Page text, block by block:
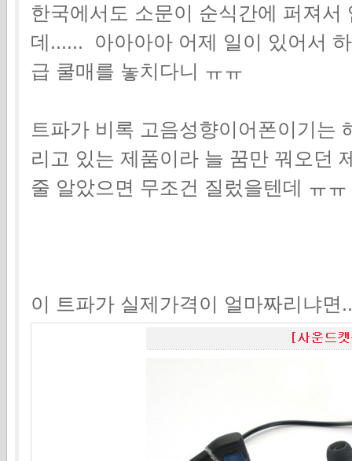
한국에서도 소문이 순식간에 퍼져
데...... 아아아아 어제 일이 있어서
급 쿨매를 놓치다니 ㅠㅠ
트파가 비록 고음성향이어폰이기는
리고 있는 제품이라 늘 꿈만 꿔오던
줄 알았으면 무조건 질렀을텐데 ㅠㅠ
이 트파가 실제가격이 얼마짜리냐